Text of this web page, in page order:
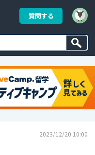
質問する
2023/12/20 10:00